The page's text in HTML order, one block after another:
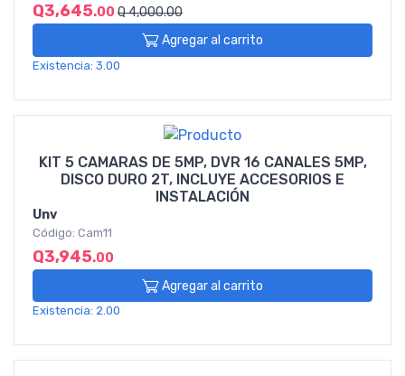
Q3,645.00 Q 4,000.00
Agregar al carrito
Existencia: 3.00
KIT 5 CAMARAS DE 5MP, DVR 16 CANALES 5MP,
DISCO DURO 2T, INCLUYE ACCESORIOS E
INSTALACIÓN
Unv
Código: Cam11
Q3,945.00
Agregar al carrito
Existencia: 2.00